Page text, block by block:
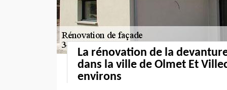
La rénovation de la
dans la ville de Olmet Et
environs